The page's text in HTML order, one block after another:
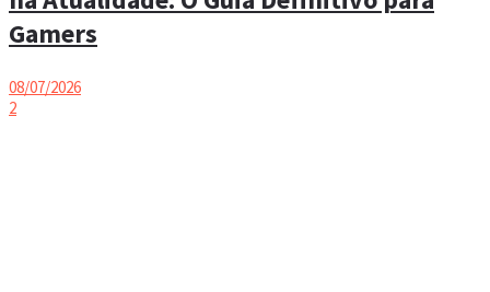
Gamers
08/07/2026
2